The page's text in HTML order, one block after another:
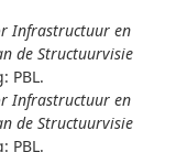
Infrastructuur en
de Structuurvisie
PBL.
Infrastructuur en
de Structuurvisie
PBL.